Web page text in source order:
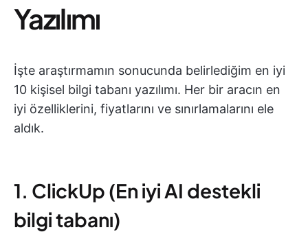
Yazılımı
İşte araştırmamın sonucunda belirlediğim en iyi
10 kişisel bilgi tabanı yazılımı. Her bir aracın en
iyi özelliklerini, fiyatlarını ve sınırlamalarını ele
aldık.
1. ClickUp (En iyi AI destekli
bilgi tabanı)